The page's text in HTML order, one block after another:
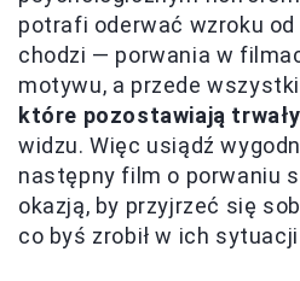
potrafi oderwać wzroku od
chodzi — porwania w
motywu, a przede
które pozostawiają
widzu. Więc usiądź
następny film o porwaniu
okazją, by przyjrzeć się
co byś zrobił w ich